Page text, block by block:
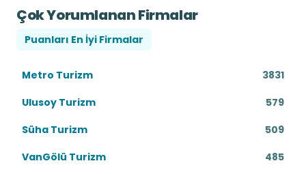
Çok Yorumlanan Firmalar
Puanları En İyi Firmalar
Metro Turizm
3831
Ulusoy Turizm
579
Süha Turizm
509
VanGölü Turizm
485